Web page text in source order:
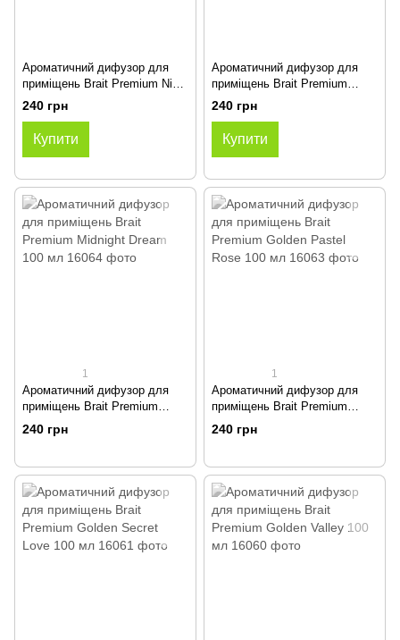
Ароматичний дифузор для
приміщень Brait Premium Night
Touch 100 мл
240 грн
Купити
Ароматичний дифузор для
приміщень Brait Premium
Golden Green Sensation 100
240 грн
Купити
1
Ароматичний дифузор для
приміщень Brait Premium
Midnight Dream 100 мл
240 грн
1
Ароматичний дифузор для
приміщень Brait Premium
Golden Pastel Rose 100 мл
240 грн